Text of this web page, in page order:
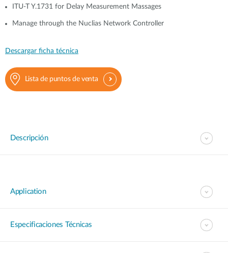
ITU-T Y.1731 for Delay Measurement Massages
Manage through the Nuclias Network Controller
Descargar ficha técnica
Lista de puntos de venta
Descripción
Application
Especificaciones Técnicas